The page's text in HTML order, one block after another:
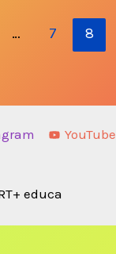
… 7 8
YouTube
educa